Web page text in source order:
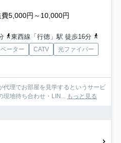
5,000円～10,000円
東西線「行徳」駅 徒歩16分
ーター CATV
光ファイバー
代理でお部屋を見学するというサービ
現地待ち合わせ・LIN...
もっと見る